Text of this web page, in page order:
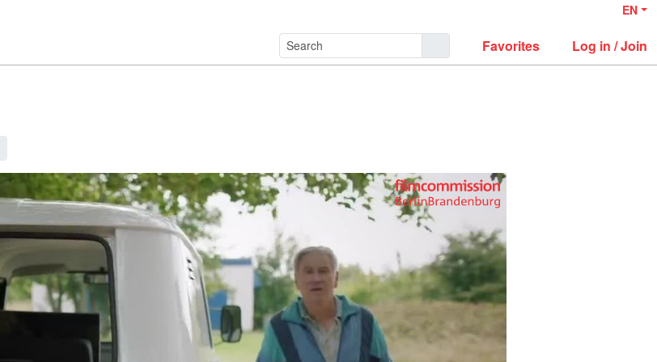
EN
Favorites Log in / Join